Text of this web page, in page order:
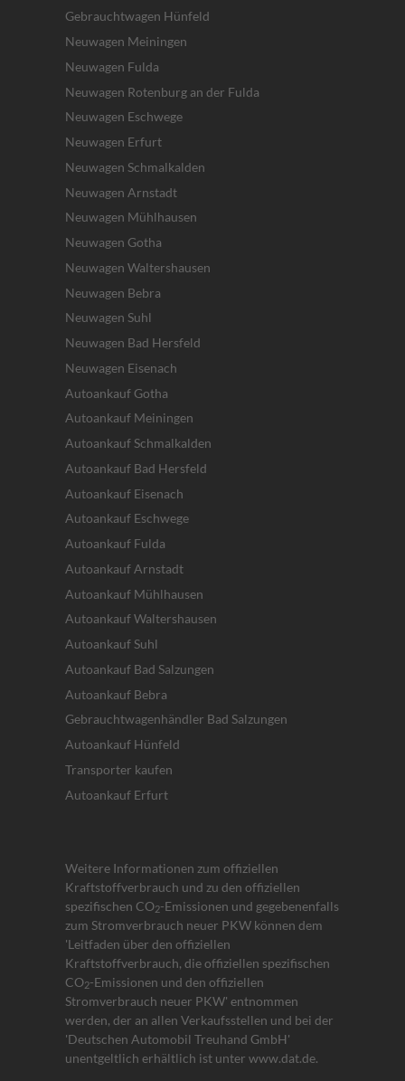
Gebrauchtwagen Hünfeld
Neuwagen Meiningen
Neuwagen Fulda
Neuwagen Rotenburg an der Fulda
Neuwagen Eschwege
Neuwagen Erfurt
Neuwagen Schmalkalden
Neuwagen Arnstadt
Neuwagen Mühlhausen
Neuwagen Gotha
Neuwagen Waltershausen
Neuwagen Bebra
Neuwagen Suhl
Neuwagen Bad Hersfeld
Neuwagen Eisenach
Autoankauf Gotha
Autoankauf Meiningen
Autoankauf Schmalkalden
Autoankauf Bad Hersfeld
Autoankauf Eisenach
Autoankauf Eschwege
Autoankauf Fulda
Autoankauf Arnstadt
Autoankauf Mühlhausen
Autoankauf Waltershausen
Autoankauf Suhl
Autoankauf Bad Salzungen
Autoankauf Bebra
Gebrauchtwagenhändler Bad Salzungen
Autoankauf Hünfeld
Transporter kaufen
Autoankauf Erfurt
Weitere Informationen zum offiziellen
Kraftstoffverbrauch und zu den offiziellen
spezifischen CO2-Emissionen und gegebenenfalls
zum Stromverbrauch neuer PKW können dem
'Leitfaden über den offiziellen
Kraftstoffverbrauch, die offiziellen spezifischen
CO2-Emissionen und den offiziellen
Stromverbrauch neuer PKW' entnommen
werden, der an allen Verkaufsstellen und bei der
'Deutschen Automobil Treuhand GmbH'
unentgeltlich erhältlich ist unter www.dat.de.